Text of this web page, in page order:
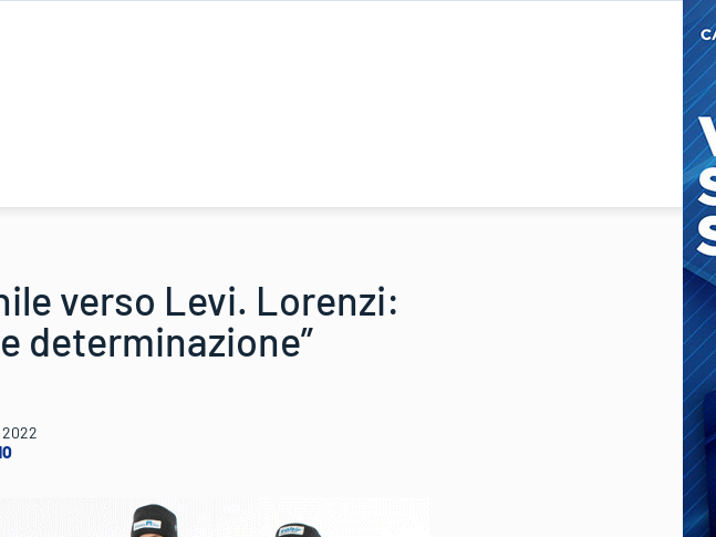
verso Levi. Lorenzi:
determinazione”
2022